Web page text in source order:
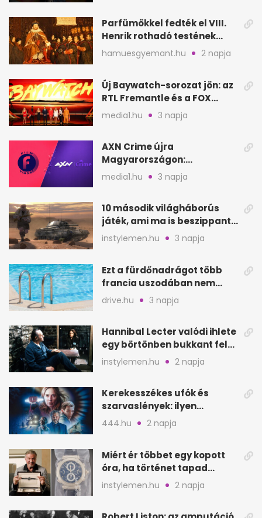
Parfümökkel fedték el VIII.
Henrik rothadó testének
szagát
hamuesgyemant.hu 2 napja
Új Baywatch-sorozat jön: az
RTL Fremantle és a FOX
készíti
media1.hu 3 napja
AXN Crime újra
Magyarországon:
szeptembertől a Viasat Film
media1.hu 3 napja
10 második világháborús
játék, ami ma is beszippant
a képernyő elé
instylemen.hu 3 napja
Ezt a fürdőnadrágot több
francia uszodában nem
fogadják el
drive.hu 3 napja
Hannibal Lecter valódi ihlete
egy börtönben bukkant fel
Thomas Harrisnek
instylemen.hu 2 napja
Kerekesszékes ufók és
szarvaslények: ilyen
Spielberg új filmje
444.hu 2 napja
Miért ér többet egy kopott
óra, ha történet tapad
hozzá?
instylemen.hu 2 napja